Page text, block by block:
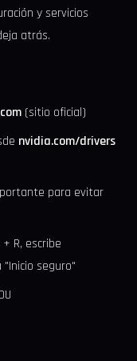
y servicios
atrás.
(sitio oficial)
nvidia.com/drivers
para evitar
R, escribe
seguro"